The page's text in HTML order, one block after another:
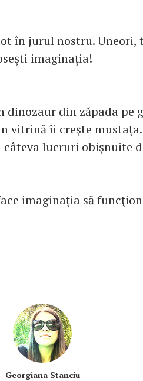
în jurul nostru. Uneori,
imaginaţia!
dinozaur din zăpada pe
vitrină îi creşte mustaţa.
lucruri obişnuite
imaginaţia să
Georgiana Stanciu